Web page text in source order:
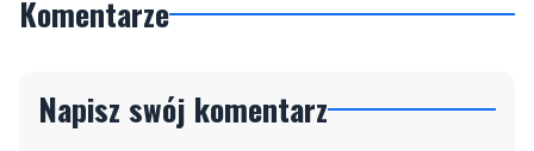
Komentarze
Napisz swój komentarz